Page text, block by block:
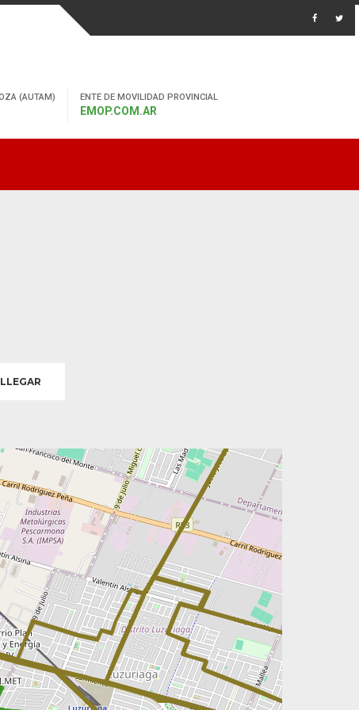
(AUTAM) ENTE DE MOVILIDAD PROVINCIAL
EMOP.COM.AR